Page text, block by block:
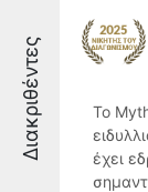
Διακριθέντες
Το
έχει